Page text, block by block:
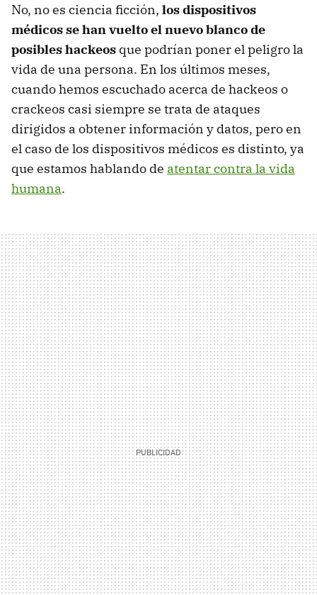
No, no es ciencia ficción, los dispositivos
médicos se han vuelto el nuevo blanco de
posibles hackeos que podrían poner el peligro la
vida de una persona. En los últimos meses,
cuando hemos escuchado acerca de hackeos o
crackeos casi siempre se trata de ataques
dirigidos a obtener información y datos, pero en
el caso de los dispositivos médicos es distinto, ya
que estamos hablando de atentar contra la vida
humana.